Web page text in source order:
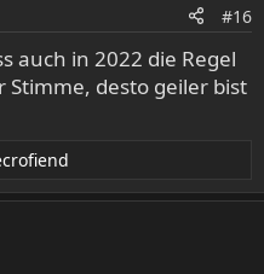
#16
auch in 2022 die Regel
Stimme, desto geiler bist